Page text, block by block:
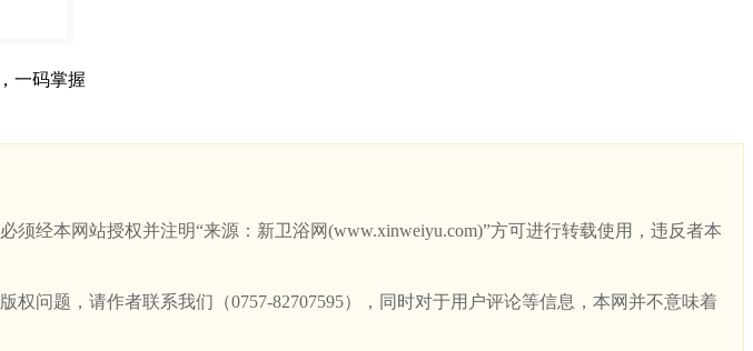
一码掌握
经本网站授权并注明“来源：新卫浴网(www.xinweiyu.com)”方可进行转载使用，违反者本
问题，请作者联系我们（0757-82707595），同时对于用户评论等信息，本网并不意味着